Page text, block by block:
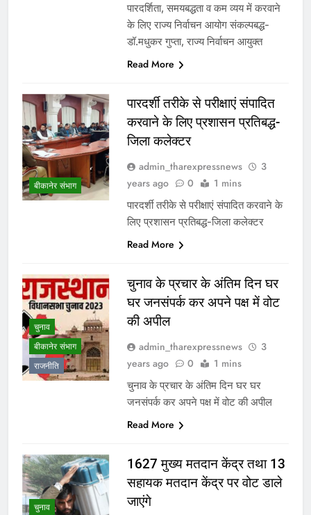
पारदर्शिता, समयबद्धता व कम व्यय में करवाने
के लिए राज्य निर्वाचन आयोग संकल्पबद्ध-
डॉ.मधुकर गुप्ता, राज्य निर्वाचन आयुक्त
Read More
बीकानेर संभाग
पारदर्शी तरीके से परीक्षाएं संपादित
करवाने के लिए प्रशासन प्रतिबद्ध-
जिला कलेक्टर
admin_tharexpressnews
3
years ago
0 1 mins
पारदर्शी तरीके से परीक्षाएं संपादित करवाने के
लिए प्रशासन प्रतिबद्ध-जिला कलेक्टर
Read More
चुनाव
बीकानेर संभाग
राजनीति
चुनाव के प्रचार के अंतिम दिन घर
घर जनसंपर्क कर अपने पक्ष में वोट
की अपील
admin_tharexpressnews
3
years ago
0 1 mins
चुनाव के प्रचार के अंतिम दिन घर घर
जनसंपर्क कर अपने पक्ष में वोट की अपील
Read More
चुनाव
1627 मुख्य मतदान केंद्र तथा 13
सहायक मतदान केंद्र पर वोट डाले
जाएंगे